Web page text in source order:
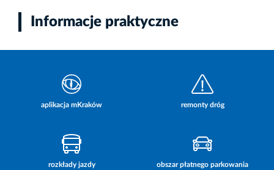
Informacje praktyczne
aplikacja mKraków remonty dróg
rozkłady jazdy obszar płatnego parkowania